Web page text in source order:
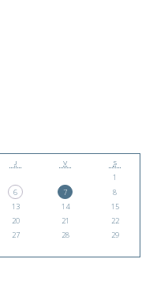
J V S
1
6 7
8
13 14
15
20 21
22
27 28
29